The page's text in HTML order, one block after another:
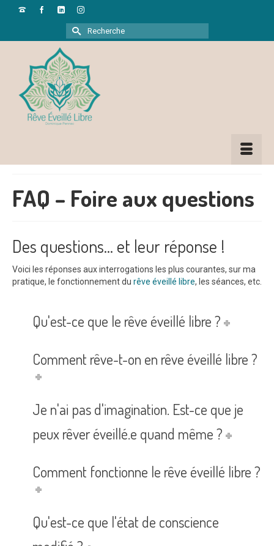
Rechercher :
FAQ – Foire aux questions
Des questions... et leur réponse !
Voici les réponses aux interrogations les plus courantes, sur ma
pratique, le fonctionnement du rêve éveillé libre, les séances, etc.
Qu'est-ce que le rêve éveillé libre ?
Comment rêve-t-on en rêve éveillé libre ?
Je n'ai pas d'imagination. Est-ce que je
peux rêver éveillé.e quand même ?
Comment fonctionne le rêve éveillé libre ?
Qu'est-ce que l'état de conscience